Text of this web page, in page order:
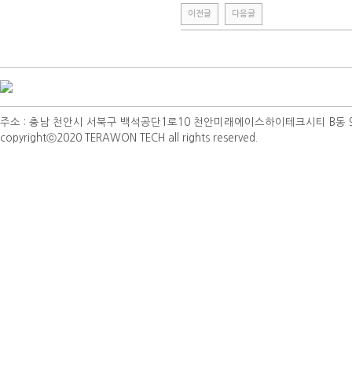
이전글 다음글
주소 : 충남 천안시 서북구 백석공단1로10 천안미래에이스하이테크시티
copyrightⓒ2020 TERAWON TECH all rights reserved.